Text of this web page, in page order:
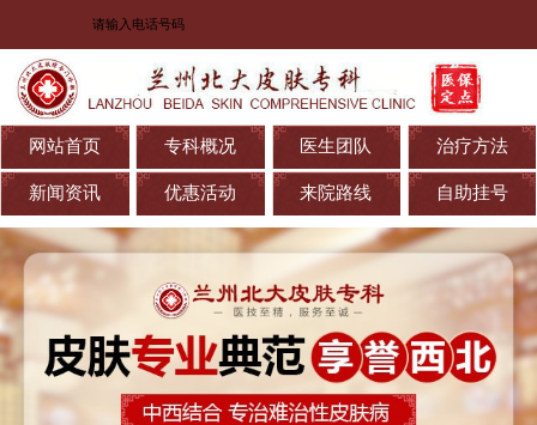
网站首页 专科概况 医生团队 治疗方法
新闻资讯 优惠活动 来院路线 自助挂号